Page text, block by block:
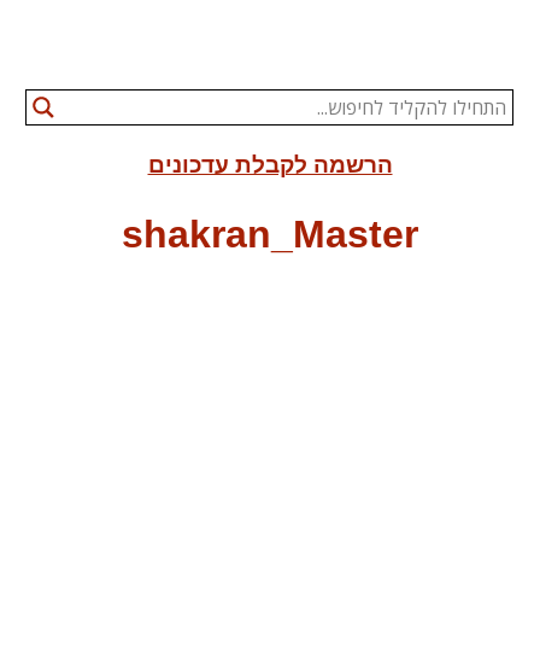
הרשמה לקבלת עדכונים
shakran_Master